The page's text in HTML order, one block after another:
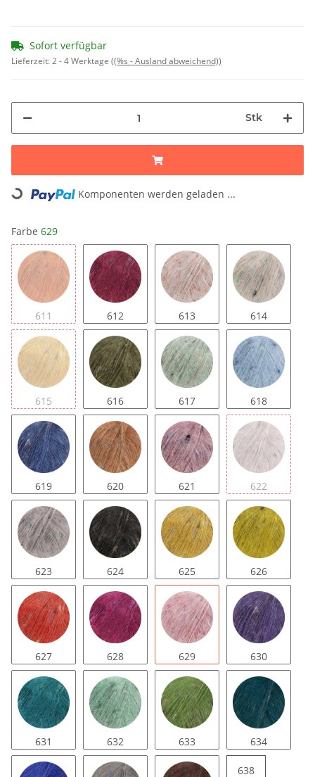
Sofort verfügbar
Lieferzeit:2 - 4 Werktage ((%s - Ausland abweichend))
Stk
Loading... Komponenten werden geladen ...
Farbe 629
611 612 613 614
615 616 617 618
619 620 621 622
623 624 625 626
627 628 629 630
631 632 633 634
638